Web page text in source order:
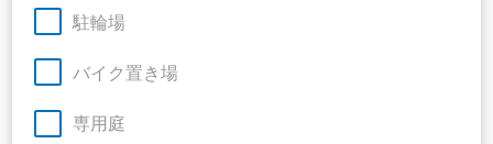
駐輪場
バイク置き場
専用庭